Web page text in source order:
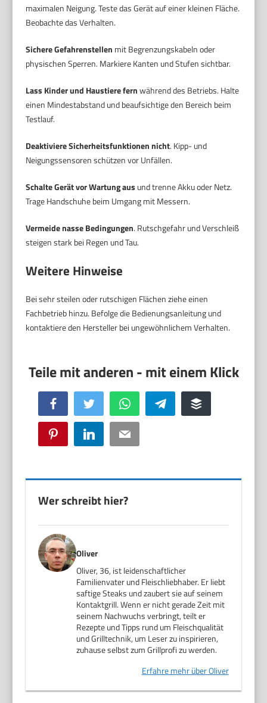
maximalen Neigung. Teste das Gerät auf einer kleinen Fläche.
Beobachte das Verhalten.
Sichere Gefahrenstellen mit Begrenzungskabeln oder
physischen Sperren. Markiere Kanten und Stufen sichtbar.
Lass Kinder und Haustiere fernwährend des Betriebs. Halte
einen Mindestabstand und beaufsichtige den Bereich beim
Testlauf.
Deaktiviere Sicherheitsfunktionen nicht. Kipp- und
Neigungssensoren schützen vor Unfällen.
Schalte Gerät vor Wartung aus und trenne Akku oder Netz.
Trage Handschuhe beim Umgang mit Messern.
Vermeide nasse Bedingungen. Rutschgefahr und Verschleiß
steigen stark bei Regen und Tau.
Weitere Hinweise
Bei sehr steilen oder rutschigen Flächen ziehe einen
Fachbetrieb hinzu. Befolge die Bedienungsanleitung und
kontaktiere den Hersteller bei ungewöhnlichem Verhalten.
Facebook Twitter WhatsApp Telegram Buffer
Pinterest LinkedIn Email
Wer schreibt hier?
Oliver
Oliver, 36, ist leidenschaftlicher
Familienvater und Fleischliebhaber. Er liebt
saftige Steaks und zaubert sie auf seinem
Kontaktgrill. Wenn er nicht gerade Zeit mit
seinem Nachwuchs verbringt, teilt er
Rezepte und Tipps rund um Fleischqualität
und Grilltechnik, um Leser zu inspirieren,
zuhause selbst zum Grillprofi zu werden.
Erfahre mehr über Oliver